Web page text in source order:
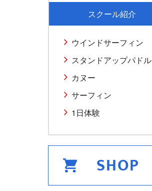
スクール紹介
ウインドサーフィン
スタンドアップパドル
カヌー
サーフィン
1日体験